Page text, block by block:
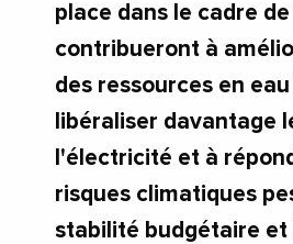
place dans le cadre de
contribueront à
des ressources en
libéraliser davantage
l'électricité et à
risques climatiques
stabilité budgétaire et